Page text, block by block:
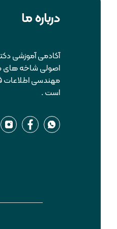
درباره ما
آکادمی آموزشی
اصولی شاخه های
مهندسی اطلاعات
است .